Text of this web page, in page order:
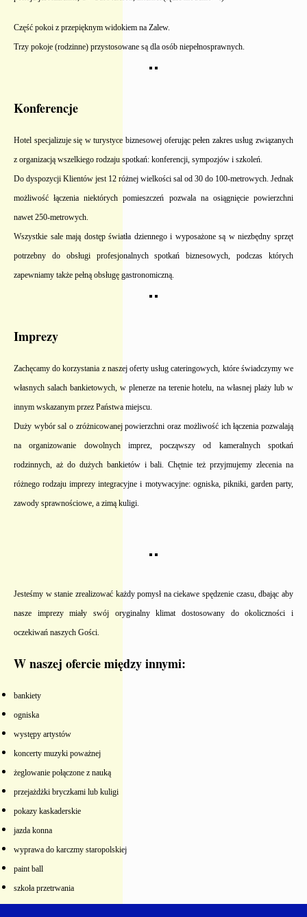
Część pokoi z przepięknym widokiem na Zalew.
Trzy pokoje (rodzinne) przystosowane są dla osób niepełnosprawnych.
Konferencje
Hotel specjalizuje się w turystyce biznesowej oferując pełen zakres usług związanych
z organizacją wszelkiego rodzaju spotkań: konferencji, sympozjów i szkoleń.
Do dyspozycji Klientów jest 12 różnej wielkości sal od 30 do 100-metrowych. Jednak
możliwość łączenia niektórych pomieszczeń pozwala na osiągnięcie powierzchni
nawet 250-metrowych.
Wszystkie sale mają dostęp światła dziennego i wyposażone są w niezbędny sprzęt
potrzebny do obsługi profesjonalnych spotkań biznesowych, podczas których
zapewniamy także pełną obsługę gastronomiczną.
Imprezy
Zachęcamy do korzystania z naszej oferty usług cateringowych, które świadczymy we
własnych salach bankietowych, w plenerze na terenie hotelu, na własnej plaży lub w
innym wskazanym przez Państwa miejscu.
Duży wybór sal o zróżnicowanej powierzchni oraz możliwość ich łączenia pozwalają
na organizowanie dowolnych imprez, począwszy od kameralnych spotkań
rodzinnych, aż do dużych bankietów i bali. Chętnie też przyjmujemy zlecenia na
różnego rodzaju imprezy integracyjne i motywacyjne: ogniska, pikniki, garden party,
zawody sprawnościowe, a zimą kuligi.
Jesteśmy w stanie zrealizować każdy pomysł na ciekawe spędzenie czasu, dbając aby
nasze imprezy miały swój oryginalny klimat dostosowany do okoliczności i
oczekiwań naszych Gości.
W naszej ofercie między innymi:
bankiety
ogniska
występy artystów
koncerty muzyki poważnej
żeglowanie połączone z nauką
przejażdżki bryczkami lub kuligi
pokazy kaskaderskie
jazda konna
wyprawa do karczmy staropolskiej
paint ball
szkoła przetrwania